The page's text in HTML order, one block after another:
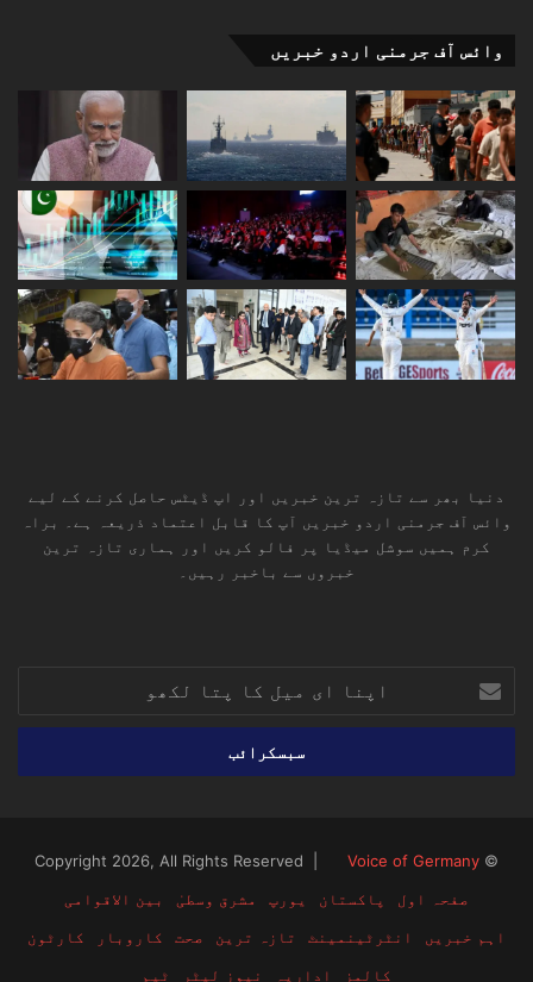
وائس آف جرمنی اردو خبریں
دنیا بھر سے تازہ ترین خبریں اور اپ ڈیٹس حاصل کرنے کے لیے
وائس آف جرمنی اردو خبریں آپ کا قابل اعتماد ذریعہ ہے۔ براہ
کرم ہمیں سوشل میڈیا پر فالو کریں اور ہماری تازہ ترین
خبروں سے باخبر رہیں۔
ای
میل
پتا
© Copyright 2026, All Rights Reserved |
Voice of Germany
صفحہ اول
پاکستان یورپ مشرق وسطیٰ
بین الاقوامی
اہم خبریں
انٹرٹینمینٹ تازہ ترین صحت کاروبار
کارٹون
کالمز
اداریہ نیوز لیٹر ٹیم